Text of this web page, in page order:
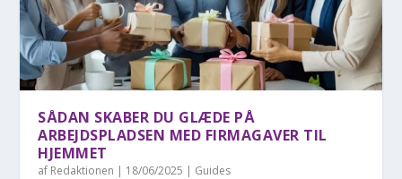
SÅDAN SKABER DU GLÆDE PÅ
ARBEJDSPLADSEN MED FIRMAGAVER TIL
HJEMMET
af Redaktionen | 18/06/2025 | Guides